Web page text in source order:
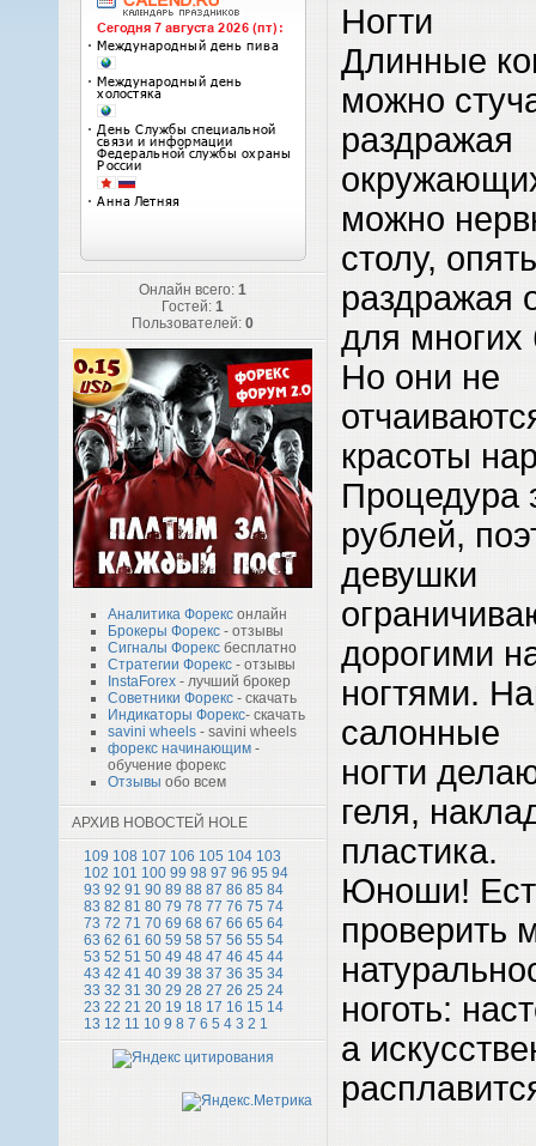
Онлайн всего: 1
Гостей: 1
Пользователей: 0
Аналитика Форекс онлайн
Брокеры Форекс - отзывы
Сигналы Форекс бесплатно
Стратегии Форекс - отзывы
InstaForex - лучший брокер
Советники Форекс - скачать
Индикаторы Форекс- скачать
savini wheels - savini wheels
форекс начинающим -
обучение форекс
Отзывы обо всем
АРХИВ НОВОСТЕЙ HOLE
109 108 107 106 105 104 103
102 101 100 99 98 97 96 95 94
93 92 91 90 89 88 87 86 85 84
83 82 81 80 79 78 77 76 75 74
73 72 71 70 69 68 67 66 65 64
63 62 61 60 59 58 57 56 55 54
53 52 51 50 49 48 47 46 45 44
43 42 41 40 39 38 37 36 35 34
33 32 31 30 29 28 27 26 25 24
23 22 21 20 19 18 17 16 15 14
13 12 11 10 9 8 7 6 5 4 3 2 1
Ногти
Длинные
можно
раздражая
можно
столу,
раздражая
для
Но они не
красоты
Процедура
рублей,
девушки
дорогими
ногтями.
салонные
ногти
геля,
пластика.
Юноши!
проверить
ноготь:
а